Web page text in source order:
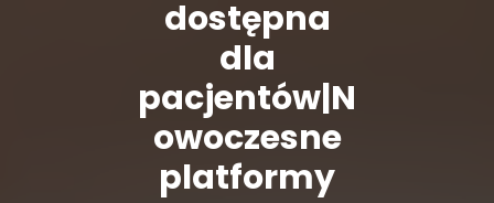
dostępna
dla
pacjentów|N
owoczesne
platformy